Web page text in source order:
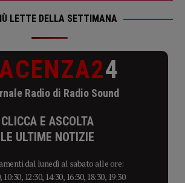
LETTE DELLA SETTIMANA
4
Radio di Radio Sound
CLICCA E ASCOLTA
LE ULTIME NOTIZIE
dal lunedì al sabato alle ore:
10:30, 12:30, 14:30, 16:30, 18:30, 19:30